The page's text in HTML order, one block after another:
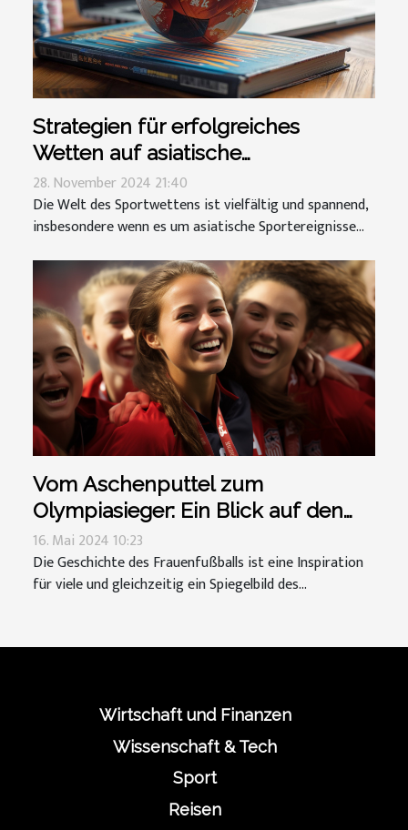
Strategien für erfolgreiches
Wetten auf asiatische
Sportereignisse
28. November 2024 21:40
Die Welt des Sportwettens ist vielfältig und spannend,
insbesondere wenn es um asiatische Sportereignisse...
Vom Aschenputtel zum
Olympiasieger: Ein Blick auf den
Aufstieg des Frauenfußballs
16. Mai 2024 10:23
Die Geschichte des Frauenfußballs ist eine Inspiration
für viele und gleichzeitig ein Spiegelbild des...
Wirtschaft und Finanzen
Wissenschaft & Tech
Sport
Reisen